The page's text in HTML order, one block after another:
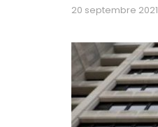
20 septembre 2021